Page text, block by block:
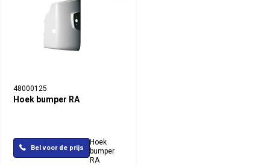
48000125
Hoek bumper RA
Bel voor de prijs
Hoek
bumper
RA